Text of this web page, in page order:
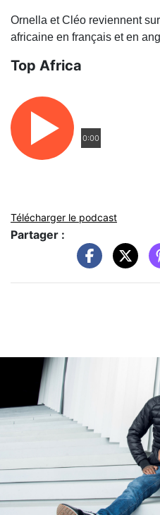
Ornella et Cléo reviennent
africaine en français et en
Top Africa
0:00
Télécharger le podcast
Partager :